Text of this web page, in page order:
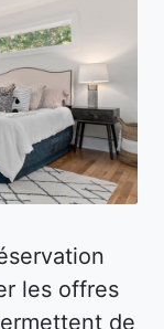
les offres
de